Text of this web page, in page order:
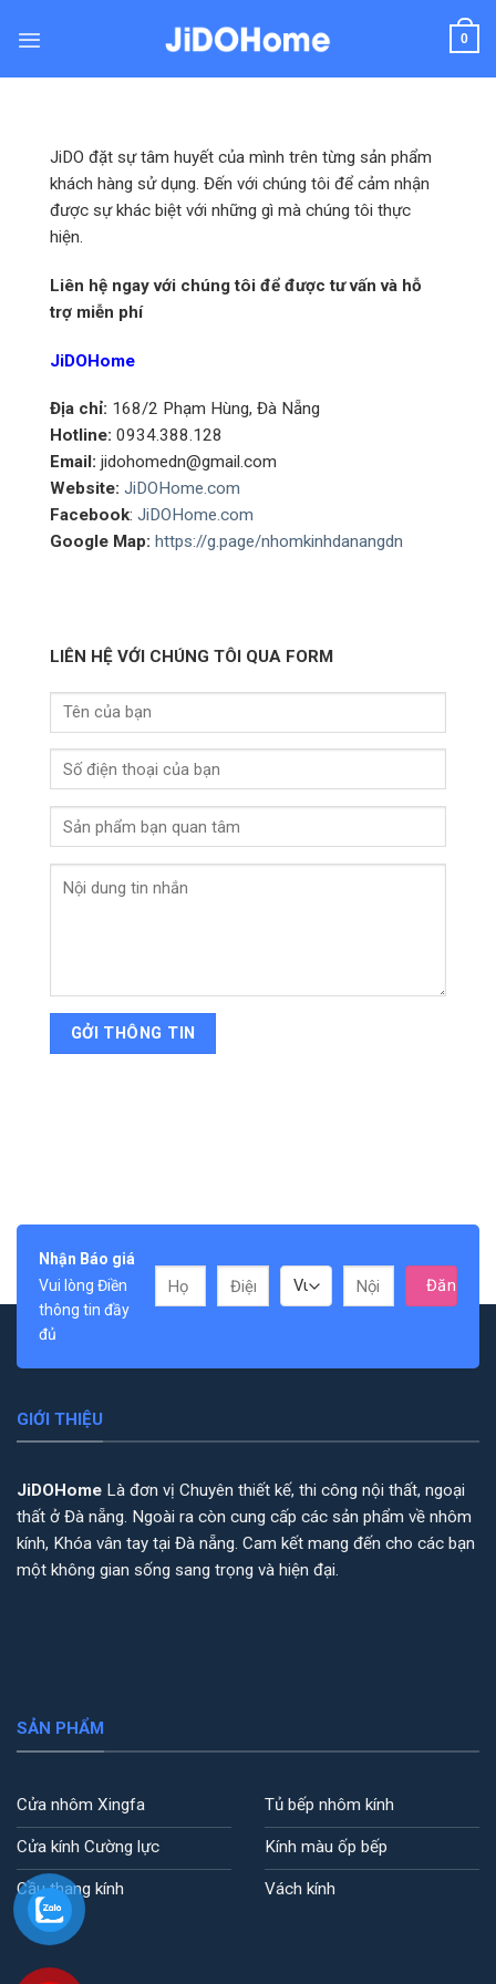
0
JiDO đặt sự tâm huyết của mình trên từng sản phẩm
khách hàng sử dụng. Đến với chúng tôi để cảm nhận
được sự khác biệt với những gì mà chúng tôi thực
hiện.
Liên hệ ngay với chúng tôi để được tư vấn và hỗ
trợ miễn phí
JiDOHome
Địa chỉ: 168/2 Phạm Hùng, Đà Nẵng
Hotline: 0934.388.128
Email: jidohomedn@gmail.com
Website: JiDOHome.com
Facebook: JiDOHome.com
Google Map: https://g.page/nhomkinhdanangdn
LIÊN HỆ VỚI CHÚNG TÔI QUA FORM
Nhận Báo giá
Vui lòng Điền
thông tin đầy
đủ
GIỚI THIỆU
JiDOHome Là đơn vị Chuyên thiết kế, thi công nội thất, ngoại
thất ở Đà nẵng. Ngoài ra còn cung cấp các sản phẩm về nhôm
kính, Khóa vân tay tại Đà nẵng. Cam kết mang đến cho các bạn
một không gian sống sang trọng và hiện đại.
SẢN PHẨM
Cửa nhôm Xingfa
Cửa kính Cường lực
Cầu thang kính
Tủ bếp nhôm kính
Kính màu ốp bếp
Vách kính